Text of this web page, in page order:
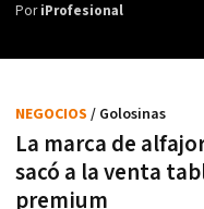
PoriProfesional
La marca de
sacó a la venta
premium
NEGOCIOS / Golosinas